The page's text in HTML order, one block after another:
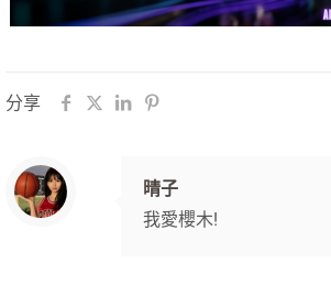
分享
晴子
我愛櫻木!